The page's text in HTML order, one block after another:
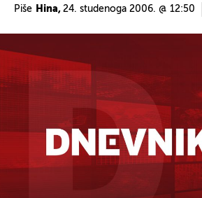
Piše Hina, 24. studenoga 2006. @ 12:50